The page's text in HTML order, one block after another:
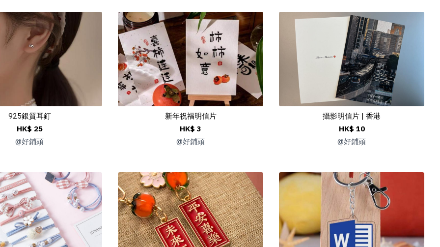
925銀質耳釘
HK$ 25
@好鋪頭
新年祝福明信片
HK$ 3
@好鋪頭
攝影明信片 | 香港
HK$ 10
@好鋪頭